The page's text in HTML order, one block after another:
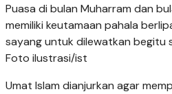
Puasa di bulan Muharram dan
memiliki keutamaan pahala
sayang untuk dilewatkan begitu
Foto ilustrasi/ist
Umat Islam dianjurkan agar